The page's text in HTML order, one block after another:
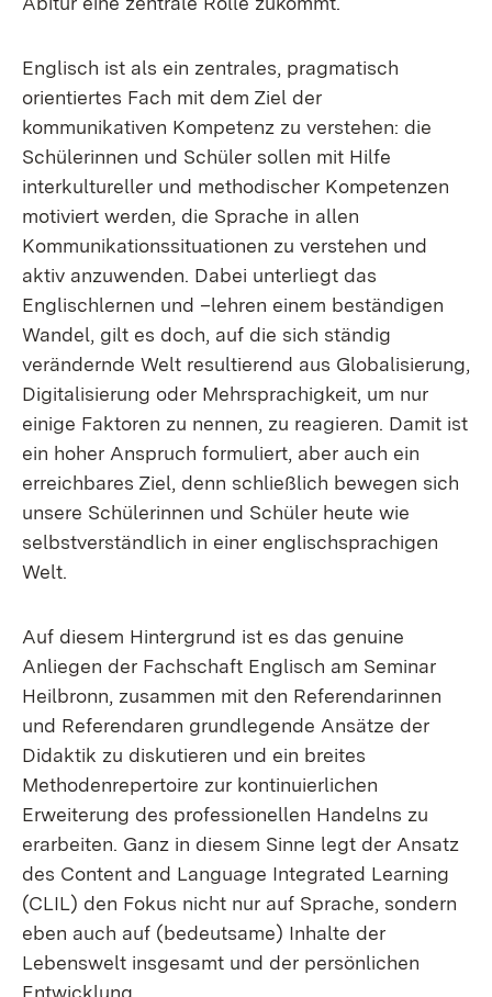
Englisch ist als ein zentrales, pragmatisch
orientiertes Fach mit dem Ziel der
kommunikativen Kompetenz zu verstehen: die
Schülerinnen und Schüler sollen mit Hilfe
interkultureller und methodischer Kompetenzen
motiviert werden, die Sprache in allen
Kommunikationssituationen zu verstehen und
aktiv anzuwenden. Dabei unterliegt das
Englischlernen und –lehren einem beständigen
Wandel, gilt es doch, auf die sich ständig
verändernde Welt resultierend aus Globalisierung,
Digitalisierung oder Mehrsprachigkeit, um nur
einige Faktoren zu nennen, zu reagieren. Damit ist
ein hoher Anspruch formuliert, aber auch ein
erreichbares Ziel, denn schließlich bewegen sich
unsere Schülerinnen und Schüler heute wie
selbstverständlich in einer englischsprachigen
Welt.
Auf diesem Hintergrund ist es das genuine
Anliegen der Fachschaft Englisch am Seminar
Heilbronn, zusammen mit den Referendarinnen
und Referendaren grundlegende Ansätze der
Didaktik zu diskutieren und ein breites
Methodenrepertoire zur kontinuierlichen
Erweiterung des professionellen Handelns zu
erarbeiten. Ganz in diesem Sinne legt der Ansatz
des Content and Language Integrated Learning
(CLIL) den Fokus nicht nur auf Sprache, sondern
eben auch auf (bedeutsame) Inhalte der
Lebenswelt insgesamt und der persönlichen
Entwicklung.